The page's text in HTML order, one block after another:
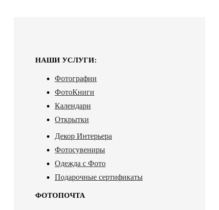
НАШИ УСЛУГИ:
Фотографии
ФотоКниги
Календари
Открытки
Декор Интерьера
Фотосувениры
Одежда с Фото
Подарочные сертификаты
ФОТОПОЧТА